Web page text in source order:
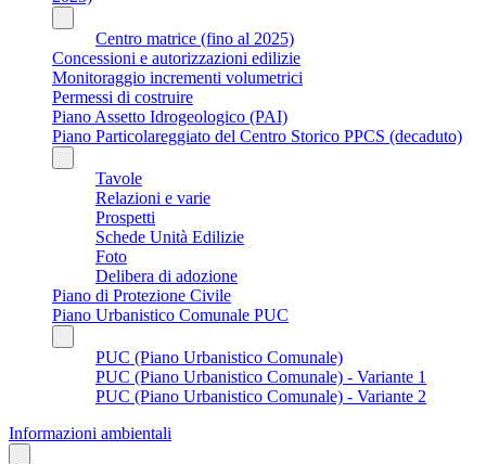
Centro matrice (fino al 2025)
Concessioni e autorizzazioni edilizie
Monitoraggio incrementi volumetrici
Permessi di costruire
Piano Assetto Idrogeologico (PAI)
Piano Particolareggiato del Centro Storico PPCS (decaduto)
Tavole
Relazioni e varie
Prospetti
Schede Unità Edilizie
Foto
Delibera di adozione
Piano di Protezione Civile
Piano Urbanistico Comunale PUC
PUC (Piano Urbanistico Comunale)
PUC (Piano Urbanistico Comunale) - Variante 1
PUC (Piano Urbanistico Comunale) - Variante 2
Informazioni ambientali